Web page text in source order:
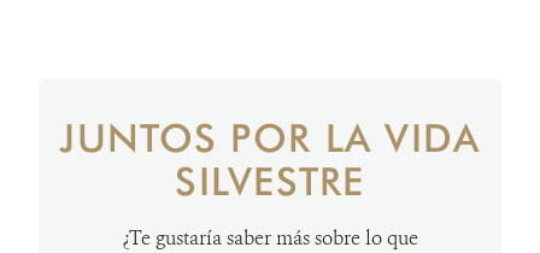
JUNTOS POR LA VIDA
SILVESTRE
¿Te gustaría saber más sobre lo que